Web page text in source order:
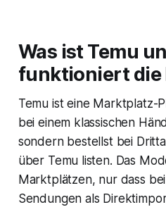
Was ist Temu
funktioniert die
Temu ist eine Marktplatz-
bei einem klassischen
sondern bestellst bei
über Temu listen. Das
Marktplätzen, nur dass
Sendungen als